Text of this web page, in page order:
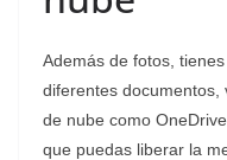
Además de fotos,
diferentes documentos,
de nube como
que puedas liberar la